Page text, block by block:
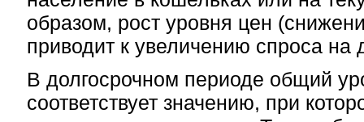
образом, рост уровня цен
приводит к увеличению спроса на
В долгосрочном периоде общий
соответствует значению, при